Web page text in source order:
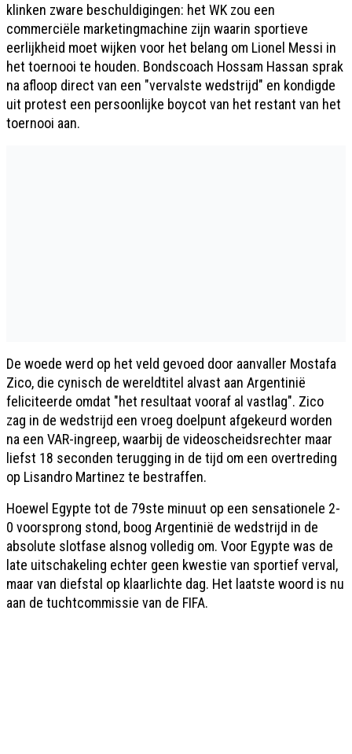
klinken zware beschuldigingen: het WK zou een
commerciële marketingmachine zijn waarin sportieve
eerlijkheid moet wijken voor het belang om Lionel Messi in
het toernooi te houden. Bondscoach Hossam Hassan sprak
na afloop direct van een "vervalste wedstrijd" en kondigde
uit protest een persoonlijke boycot van het restant van het
toernooi aan.
De woede werd op het veld gevoed door aanvaller Mostafa
Zico, die cynisch de wereldtitel alvast aan Argentinië
feliciteerde omdat "het resultaat vooraf al vastlag". Zico
zag in de wedstrijd een vroeg doelpunt afgekeurd worden
na een VAR-ingreep, waarbij de videoscheidsrechter maar
liefst 18 seconden terugging in de tijd om een overtreding
op Lisandro Martinez te bestraffen.
Hoewel Egypte tot de 79ste minuut op een sensationele 2-
0 voorsprong stond, boog Argentinië de wedstrijd in de
absolute slotfase alsnog volledig om. Voor Egypte was de
late uitschakeling echter geen kwestie van sportief verval,
maar van diefstal op klaarlichte dag. Het laatste woord is nu
aan de tuchtcommissie van de FIFA.